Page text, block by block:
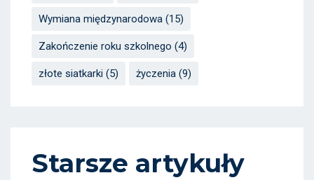
Wymiana międzynarodowa (15)
Zakończenie roku szkolnego (4)
złote siatkarki (5) życzenia (9)
Starsze artykuły